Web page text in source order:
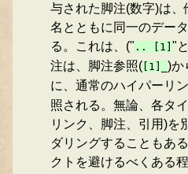
与された脚注(数字)は
名とともに同一のデー
る。これは、(" .. [1] "
注は、脚注参照( [1]_ )か
に、通常のハイパーリ
照される。無論、各タ
リンク、脚注、引用)を
ダリングすることもあ
クトを避けるべくある